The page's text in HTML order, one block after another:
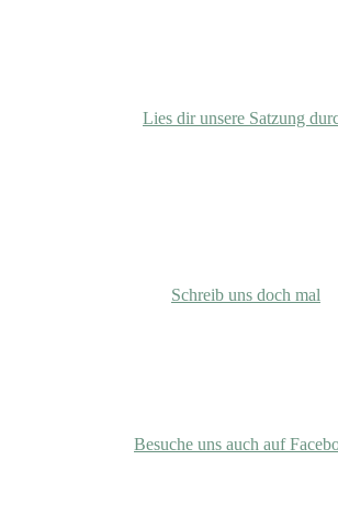
Lies dir unsere Satzung
Schreib uns doch mal
Besuche uns auch auf